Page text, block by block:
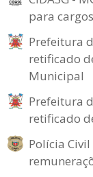
para
Prefeitura
retificado
Municipal
Prefeitura
retificado
Polícia